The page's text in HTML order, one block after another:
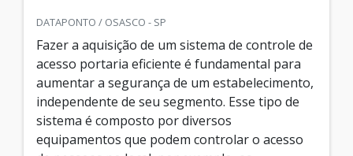
DATAPONTO / OSASCO - SP
Fazer a aquisição de um sistema de controle de
acesso portaria eficiente é fundamental para
aumentar a segurança de um estabelecimento,
independente de seu segmento. Esse tipo de
sistema é composto por diversos
equipamentos que podem controlar o acesso